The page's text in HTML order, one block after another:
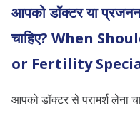
आपको डॉक्टर या प्रजनन
चाहिए? When
or Fertility
आपको डॉक्टर से परामर्श लेना